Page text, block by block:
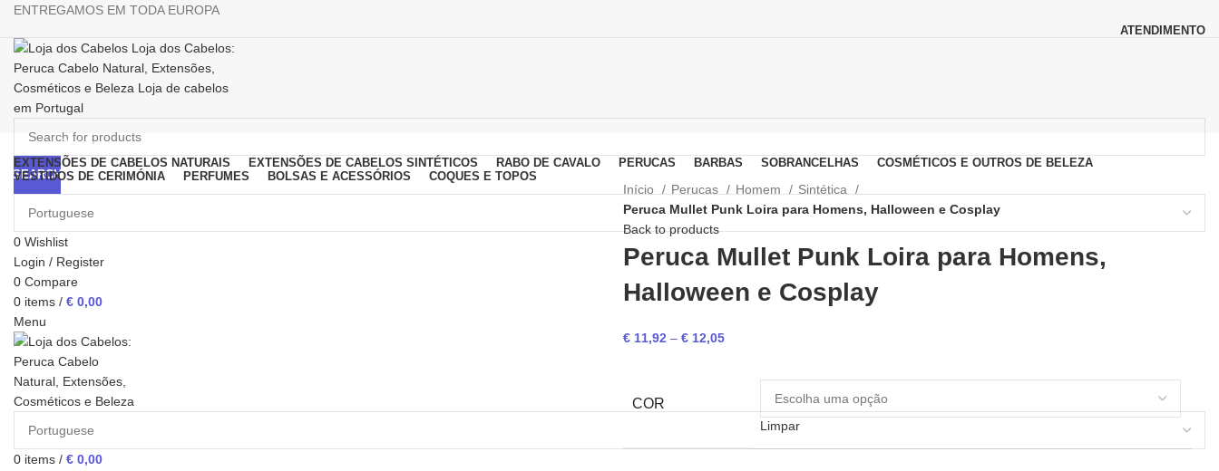
ENTREGAMOS EM TODA EUROPA
ATENDIMENTO
SEARCH
0 Wishlist
Login / Register
0 Compare
0 items / € 0,00
Menu
0 items / € 0,00
Browse Categories
EXTENSÕES DE CABELOS NATURAIS EXTENSÕES DE CABELOS SINTÉTICOS RABO DE CAVALO PERUCAS BARBAS SOBRANCELHAS
COSMÉTICOS E OUTROS DE BELEZA
VESTIDOS DE CERIMÓNIA
PERFUMES BOLSAS E ACESSÓRIOS COQUES E TOPOS
Início Perucas Homem
Sintética
Peruca Mullet Punk Loira para Homens, Halloween e Cosplay
Back to products
Peruca Mullet Punk Loira para Homens,
Halloween e Cosplay
€ 11,92 – € 12,05
COR
Limpar